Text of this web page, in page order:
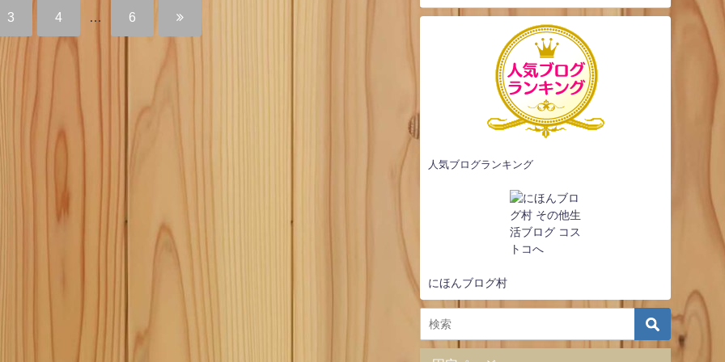
3 4 6
人気ブログランキング
にほんブログ村